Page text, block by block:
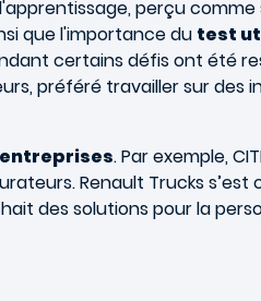
perçu
que l'importance du test
certains défis ont été
préféré travailler sur des
. Par exemple,
Renault Trucks
des solutions pour la